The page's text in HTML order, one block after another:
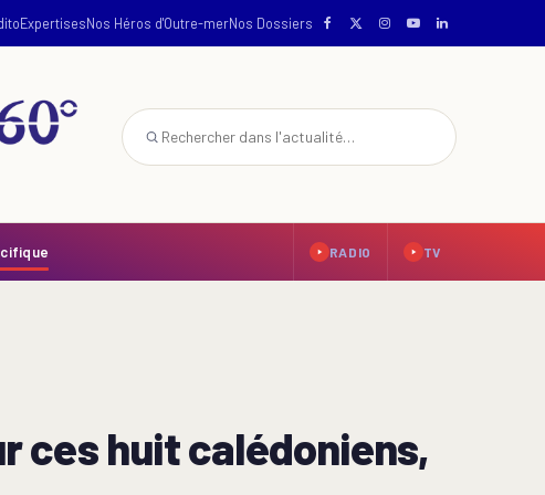
ExpertisesNos Héros d'Outre-merNos Dossiers
RADIO TV
ces huit calédoniens,